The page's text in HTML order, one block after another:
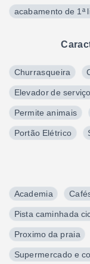
acabamento de 1ª
Churrasqueira
Elevador de serviço
Permite animais
Portão Elétrico
Academia
Pista caminhada
Proximo da praia
Supermercado e